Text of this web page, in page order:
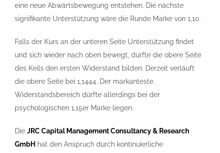
eine neue Abwärtsbewegung entstehen. Die nächste
signifikante Unterstützung wäre die Runde Marke von 1,10.
Falls der Kurs an der unteren Seite Unterstützung findet
und sich wieder nach oben bewegt, dürfte die obere Seite
des Keils den ersten Widerstand bilden. Derzeit verläuft
die obere Seite bei 1,1444. Der markanteste
Widerstandsbereich dürfte allerdings bei der
psychologischen 1,15er Marke liegen.
Die JRC Capital Management Consultancy & Research
GmbH hat den Anspruch durch kontinuierliche